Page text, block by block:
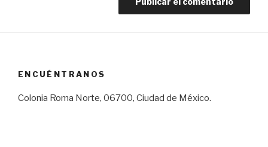
ENCUÉNTRANOS
Colonia Roma Norte, 06700, Ciudad de México.